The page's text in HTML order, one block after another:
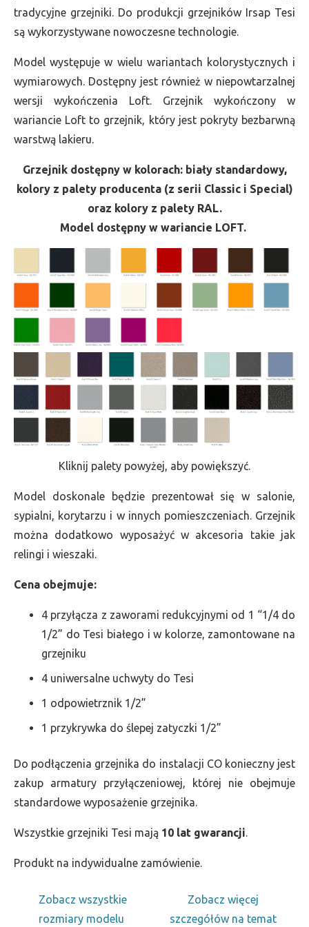
tradycyjne grzejniki. Do produkcji grzejników Irsap Tesi
są wykorzystywane nowoczesne technologie.
Model występuje w wielu wariantach kolorystycznych i
wymiarowych. Dostępny jest również w niepowtarzalnej
wersji wykończenia Loft. Grzejnik wykończony w
wariancie Loft to grzejnik, który jest pokryty bezbarwną
warstwą lakieru.
Grzejnik dostępny w kolorach: biały standardowy,
kolory z palety producenta (z serii Classic i Special)
oraz kolory z palety RAL.
Model dostępny w wariancie LOFT.
Kliknij palety powyżej, aby powiększyć.
Model doskonale będzie prezentował się w salonie,
sypialni, korytarzu i w innych pomieszczeniach. Grzejnik
można dodatkowo wyposażyć w akcesoria takie jak
relingi i wieszaki.
Cena obejmuje:
4 przyłącza z zaworami redukcyjnymi od 1 “1/4 do
1/2” do Tesi białego i w kolorze, zamontowane na
grzejniku
4 uniwersalne uchwyty do Tesi
1 odpowietrznik 1/2”
1 przykrywka do ślepej zatyczki 1/2”
Do podłączenia grzejnika do instalacji CO konieczny jest
zakup armatury przyłączeniowej, której nie obejmuje
standardowe wyposażenie grzejnika.
Wszystkie grzejniki Tesi mają 10 lat gwarancji.
Produkt na indywidualne zamówienie.
Zobacz wszystkie
rozmiary modelu
Zobacz więcej
szczegółów na temat